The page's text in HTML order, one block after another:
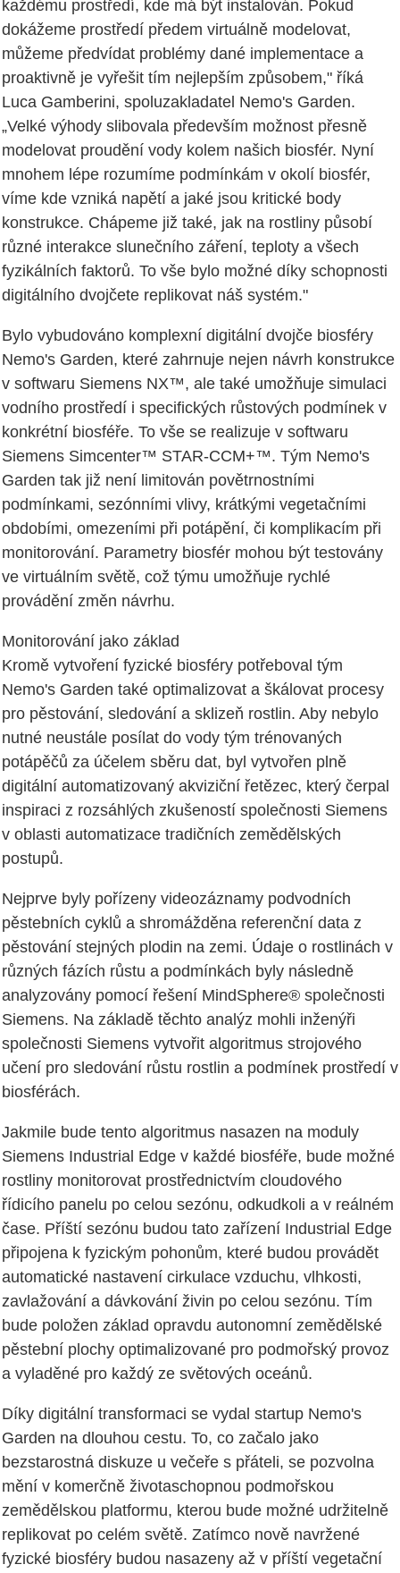
každému prostředí, kde má být instalován. Pokud
dokážeme prostředí předem virtuálně modelovat,
můžeme předvídat problémy dané implementace a
proaktivně je vyřešit tím nejlepším způsobem," říká
Luca Gamberini, spoluzakladatel Nemo's Garden.
„Velké výhody slibovala především možnost přesně
modelovat proudění vody kolem našich biosfér. Nyní
mnohem lépe rozumíme podmínkám v okolí biosfér,
víme kde vzniká napětí a jaké jsou kritické body
konstrukce. Chápeme již také, jak na rostliny působí
různé interakce slunečního záření, teploty a všech
fyzikálních faktorů. To vše bylo možné díky schopnosti
digitálního dvojčete replikovat náš systém."
Bylo vybudováno komplexní digitální dvojče biosféry
Nemo's Garden, které zahrnuje nejen návrh konstrukce
v softwaru Siemens NX™, ale také umožňuje simulaci
vodního prostředí i specifických růstových podmínek v
konkrétní biosféře. To vše se realizuje v softwaru
Siemens Simcenter™ STAR-CCM+™. Tým Nemo's
Garden tak již není limitován povětrnostními
podmínkami, sezónními vlivy, krátkými vegetačními
obdobími, omezeními při potápění, či komplikacím při
monitorování. Parametry biosfér mohou být testovány
ve virtuálním světě, což týmu umožňuje rychlé
provádění změn návrhu.
Monitorování jako základ
Kromě vytvoření fyzické biosféry potřeboval tým
Nemo's Garden také optimalizovat a škálovat procesy
pro pěstování, sledování a sklizeň rostlin. Aby nebylo
nutné neustále posílat do vody tým trénovaných
potápěčů za účelem sběru dat, byl vytvořen plně
digitální automatizovaný akviziční řetězec, který čerpal
inspiraci z rozsáhlých zkušeností společnosti Siemens
v oblasti automatizace tradičních zemědělských
postupů.
Nejprve byly pořízeny videozáznamy podvodních
pěstebních cyklů a shromážděna referenční data z
pěstování stejných plodin na zemi. Údaje o rostlinách v
různých fázích růstu a podmínkách byly následně
analyzovány pomocí řešení MindSphere® společnosti
Siemens. Na základě těchto analýz mohli inženýři
společnosti Siemens vytvořit algoritmus strojového
učení pro sledování růstu rostlin a podmínek prostředí v
biosférách.
Jakmile bude tento algoritmus nasazen na moduly
Siemens Industrial Edge v každé biosféře, bude možné
rostliny monitorovat prostřednictvím cloudového
řídicího panelu po celou sezónu, odkudkoli a v reálném
čase. Příští sezónu budou tato zařízení Industrial Edge
připojena k fyzickým pohonům, které budou provádět
automatické nastavení cirkulace vzduchu, vlhkosti,
zavlažování a dávkování živin po celou sezónu. Tím
bude položen základ opravdu autonomní zemědělské
pěstební plochy optimalizované pro podmořský provoz
a vyladěné pro každý ze světových oceánů.
Díky digitální transformaci se vydal startup Nemo's
Garden na dlouhou cestu. To, co začalo jako
bezstarostná diskuze u večeře s přáteli, se pozvolna
mění v komerčně životaschopnou podmořskou
zemědělskou platformu, kterou bude možné udržitelně
replikovat po celém světě. Zatímco nově navržené
fyzické biosféry budou nasazeny až v příští vegetační